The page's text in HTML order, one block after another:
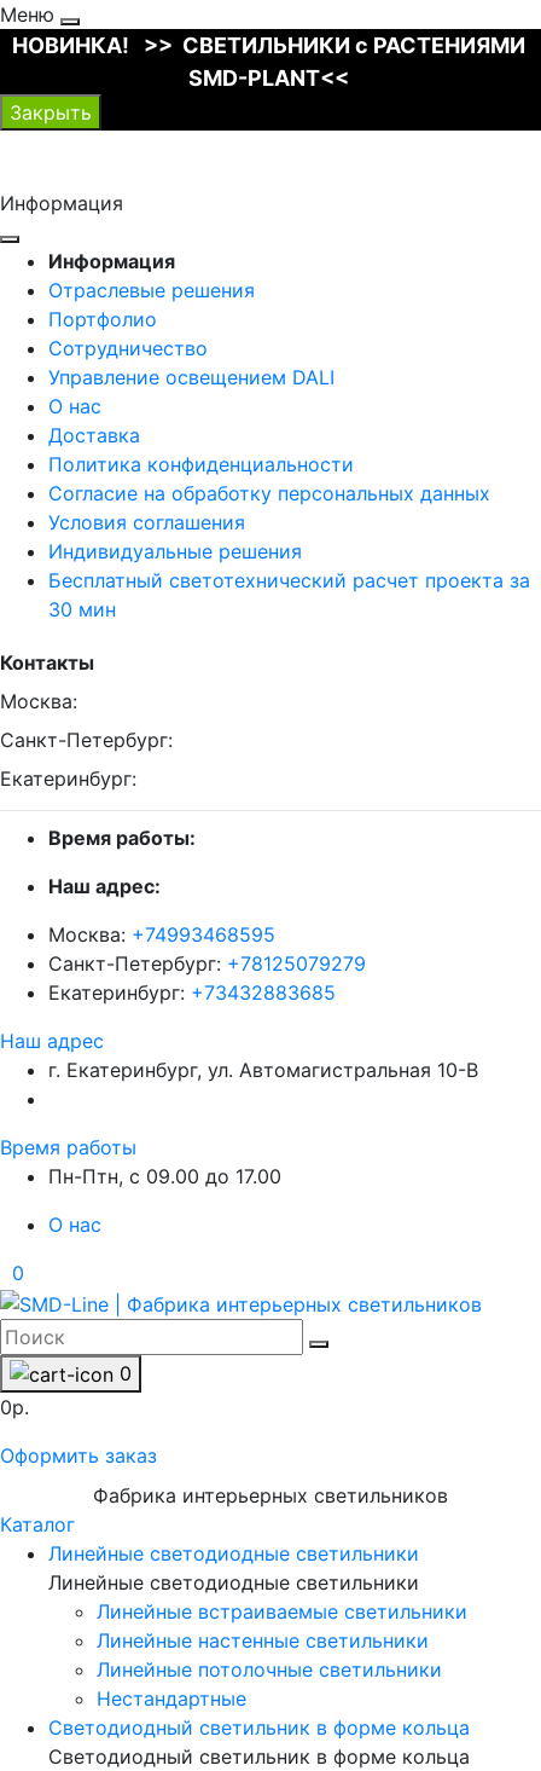
Меню
НОВИНКА! >> СВЕТИЛЬНИКИ с РАСТЕНИЯМИ
SMD-PLANT<<
Закрыть
Информация
Информация
Отраслевые решения
Портфолио
Сотрудничество
Управление освещением DALI
О нас
Доставка
Политика конфиденциальности
Согласие на обработку персональных данных
Условия соглашения
Индивидуальные решения
Бесплатный светотехнический расчет проекта за
30 мин
Контакты
Москва:
Санкт-Петербург:
Екатеринбург:
Время работы:
Наш адрес:
Москва: +74993468595
Санкт-Петербург: +78125079279
Екатеринбург: +73432883685
Наш адрес
г. Екатеринбург, ул. Автомагистральная 10-В
Время работы
Пн-Птн, с 09.00 до 17.00
О нас
0
0
0р.
Оформить заказ
Фабрика интерьерных светильников
Каталог
Линейные светодиодные светильники
Линейные светодиодные светильники
Линейные встраиваемые светильники
Линейные настенные светильники
Линейные потолочные светильники
Нестандартные
Светодиодный светильник в форме кольца
Светодиодный светильник в форме кольца